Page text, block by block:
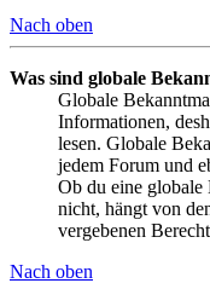
Nach oben
Was sind globale
Globale
Informationen,
lesen. Globale
jedem Forum und
Ob du eine globale
nicht, hängt von
vergebenen
Nach oben